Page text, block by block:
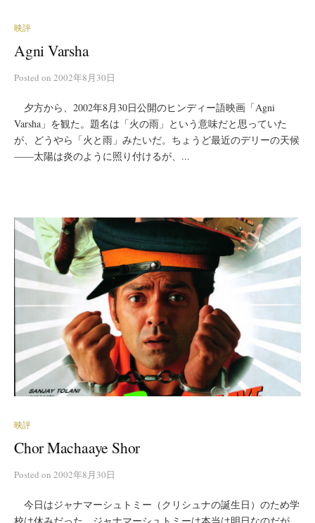
映評
Agni Varsha
Posted on 2002年8月30日
夕方から、2002年8月30日公開のヒンディー語映画「Agni
Varsha」を観た。題名は「火の雨」という意味だと思っていた
が、どうやら「火と雨」みたいだ。ちょうど最近のデリーの天候
――太陽は炎のように照り付けるが、...
映評
Chor Machaaye Shor
Posted on 2002年8月30日
今日はジャナマーシュトミー（クリシュナの誕生日）のため学
校は休みだった。ジャナマーシュトミーは本当は明日なのだが、